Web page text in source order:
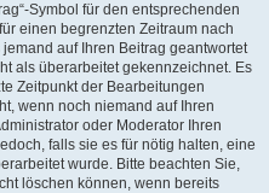
Symbol für den entsprechenden
einen begrenzten Zeitraum nach
auf Ihren Beitrag geantwortet
als überarbeitet gekennzeichnet. Es
Zeitpunkt der Bearbeitungen
wenn noch niemand auf Ihren
oder Moderator Ihren
falls sie es für nötig halten, eine
wurde. Bitte beachten Sie,
löschen können, wenn bereits